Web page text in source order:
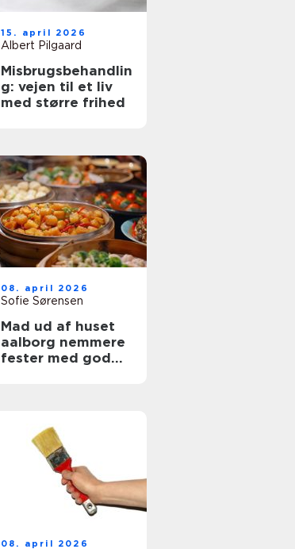
15. april 2026
Albert Pilgaard
Misbrugsbehandlin
g: vejen til et liv
med større frihed
08. april 2026
Sofie Sørensen
Mad ud af huset
aalborg nemmere
fester med god
08. april 2026